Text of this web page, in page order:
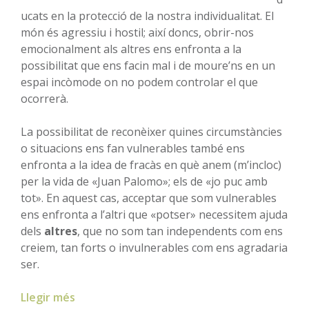
ucats en la protecció de la nostra individualitat. El
món és agressiu i hostil; així doncs, obrir-nos
emocionalment als altres ens enfronta a la
possibilitat que ens facin mal i de moure’ns en un
espai incòmode on no podem controlar el que
ocorrerà.
La possibilitat de reconèixer quines circumstàncies
o situacions ens fan vulnerables també ens
enfronta a la idea de fracàs en què anem (m’incloc)
per la vida de «Juan Palomo»; els de «jo puc amb
tot». En aquest cas, acceptar que som vulnerables
ens enfronta a l’altri que «potser» necessitem ajuda
dels altres, que no som tan independents com ens
creiem, tan forts o invulnerables com ens agradaria
ser.
Llegir més